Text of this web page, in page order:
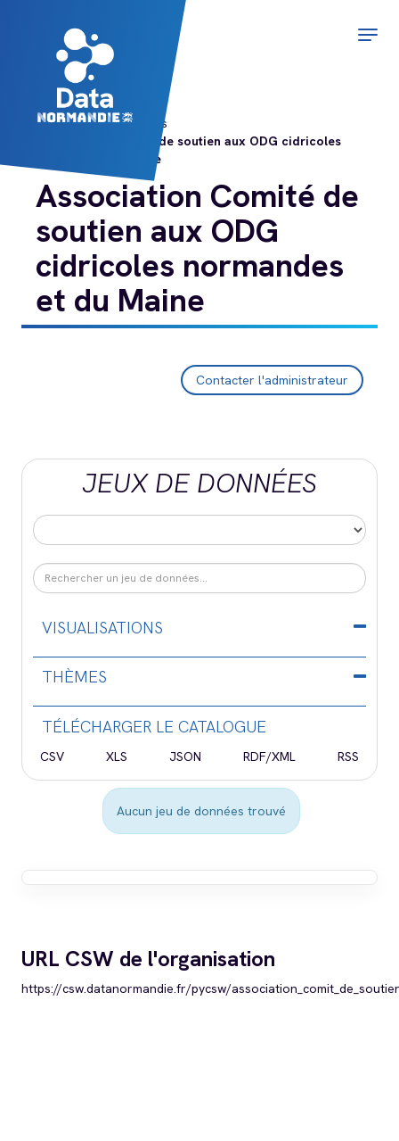
Accueil
Organisations
Association Comité de soutien aux ODG cidricoles
normandes et du Maine
Association Comité de
soutien aux ODG
cidricoles normandes
et du Maine
Contacter l'administrateur
JEUX DE DONNÉES
VISUALISATIONS
THÈMES
TÉLÉCHARGER LE CATALOGUE
CSV XLS JSON RDF/XML RSS
Aucun jeu de données trouvé
URL CSW de l'organisation
https://csw.datanormandie.fr/pycsw/